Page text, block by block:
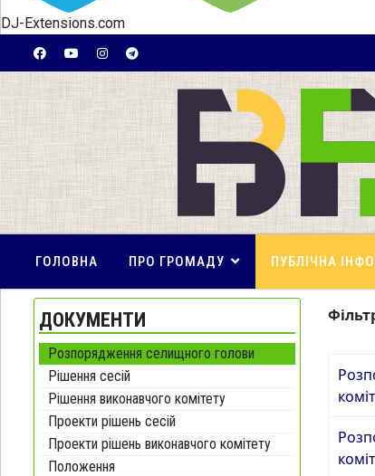
DJ-Extensions.com
ГОЛОВНА ПРО ГРОМАДУ ПУБЛІЧНА
ДОКУМЕНТИ
Розпорядження селищного голови
Рішення сесій
Рішення виконавчого комітету
Проекти рішень сесій
Проекти рішень виконавчого комітету
Положення